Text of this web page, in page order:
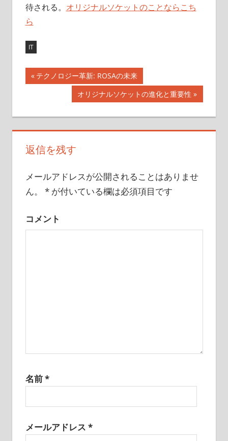
待される。 オリジナルソケットのことならこち
ら
IT
投
ナ
ビ
ー
ョ
前
テクノロジー革新: ROSAの未来
次
記
事:
オリジナルソケットの進化と重要性
返信を残す
メールアドレスが公開されることはありませ
ん。
*が付いている欄は必須項目です
コメント
名前*
メールアドレス *